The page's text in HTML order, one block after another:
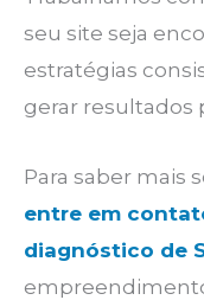
seu site seja
estratégias
gerar resultados
Para saber mais
entre em
diagnóstico de